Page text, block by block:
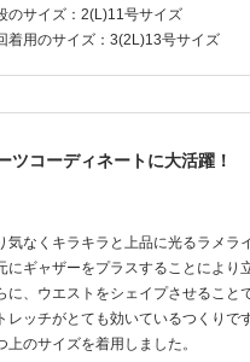
のサイズ：2(L)11号サイズ
着用のサイズ：3(2L)13号サイズ
ツコーディネートに大活躍！
気なくキラキラと上品に光るラメラ
にギャザーをプラスすることにより
に、ウエストをシェイプさせること
レッチがとても効いているつくり
上のサイズを着用しました。